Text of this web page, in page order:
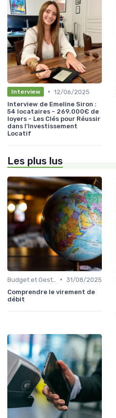
Interview • 12/06/2025
Interview de Emeline Siron :
54 locataires - 269.000€ de
loyers - Les Clés pour Réussir
dans l'Investissement
Locatif
Les plus lus
• 31/08/2025
Comprendre le virement de
débit